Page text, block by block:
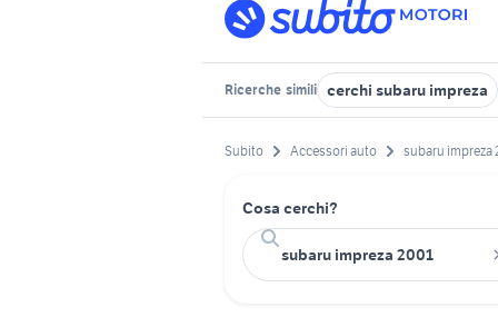
Ricerche simili cerchi subaru impreza
Subito Accessori auto subaru impreza
Cosa cerchi?